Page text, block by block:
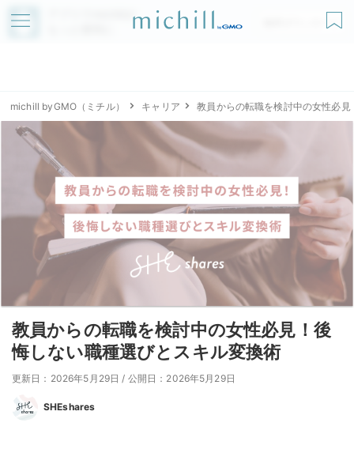
アプリでmichillが
無料ダウンロード
michill byGMO（ミチル） キャリア 教員からの転職を検討中の女性必
教員からの転職を検討中の女性必見！後
悔しない職種選びとスキル変換術
更新日：2026年5月29日 / 公開日：2026年5月29日
SHEshares